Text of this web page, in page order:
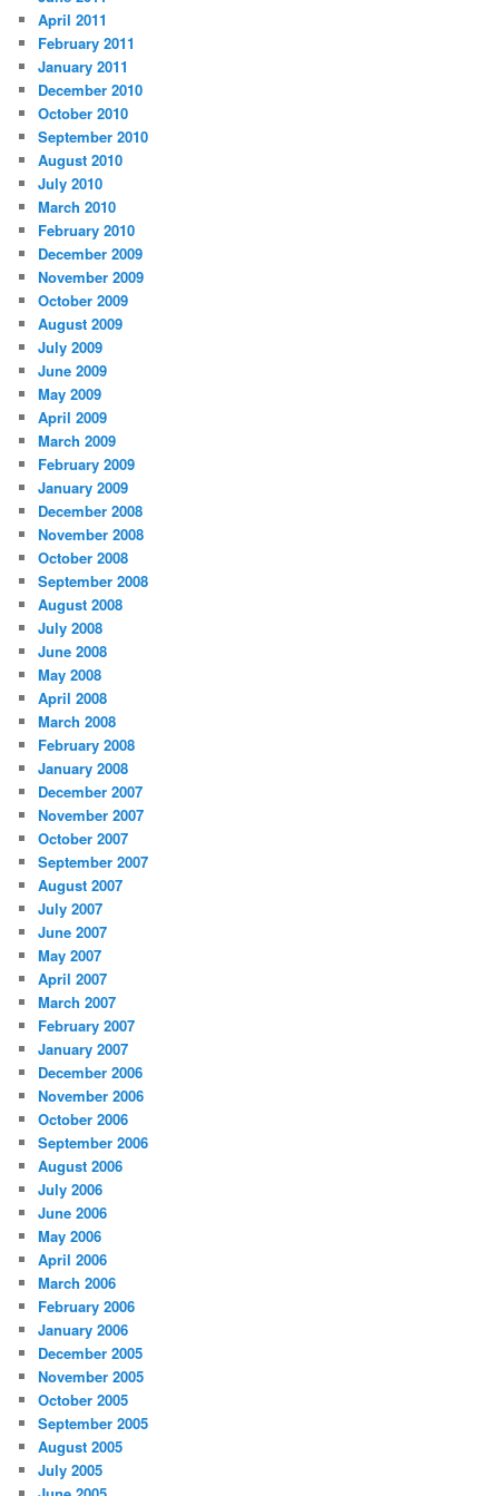
April 2011
February 2011
January 2011
December 2010
October 2010
September 2010
August 2010
July 2010
March 2010
February 2010
December 2009
November 2009
October 2009
August 2009
July 2009
June 2009
May 2009
April 2009
March 2009
February 2009
January 2009
December 2008
November 2008
October 2008
September 2008
August 2008
July 2008
June 2008
May 2008
April 2008
March 2008
February 2008
January 2008
December 2007
November 2007
October 2007
September 2007
August 2007
July 2007
June 2007
May 2007
April 2007
March 2007
February 2007
January 2007
December 2006
November 2006
October 2006
September 2006
August 2006
July 2006
June 2006
May 2006
April 2006
March 2006
February 2006
January 2006
December 2005
November 2005
October 2005
September 2005
August 2005
July 2005